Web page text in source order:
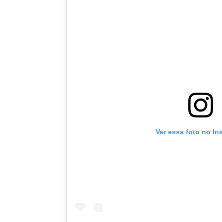
Ver essa foto no